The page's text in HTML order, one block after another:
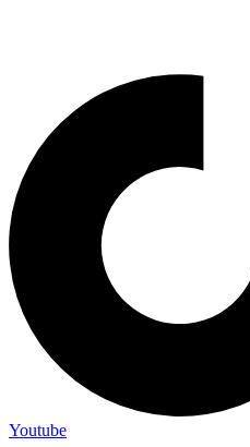
Youtube